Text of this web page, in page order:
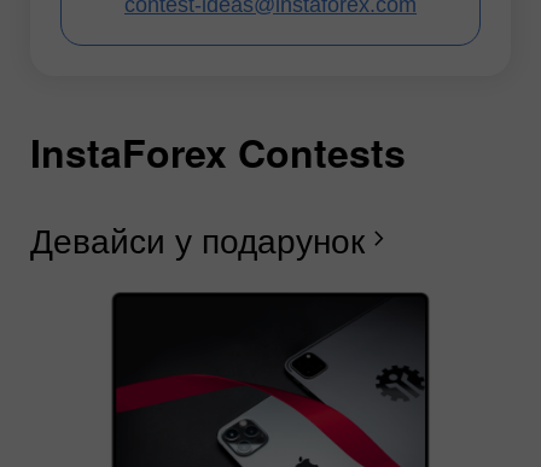
InstaForex Contests
Девайси у подарунок chevron_right